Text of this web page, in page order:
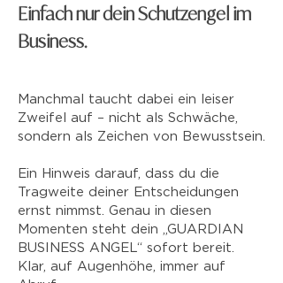
Einfach nur dein Schutzengel im
Business.
Manchmal taucht dabei ein leiser
Zweifel auf – nicht als Schwäche,
sondern als Zeichen von Bewusstsein.
Ein Hinweis darauf, dass du die
Tragweite deiner Entscheidungen
ernst nimmst. Genau in diesen
Momenten steht dein „GUARDIAN
BUSINESS ANGEL“ sofort bereit.
Klar, auf Augenhöhe, immer auf